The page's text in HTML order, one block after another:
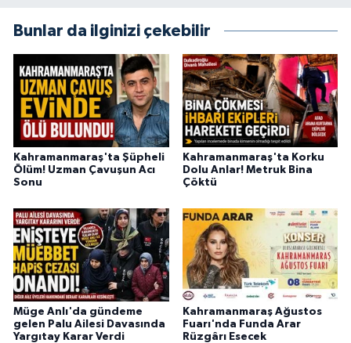
Bunlar da ilginizi çekebilir
Kahramanmaraş'ta Şüpheli
Ölüm! Uzman Çavuşun Acı
Sonu
Kahramanmaraş'ta Korku
Dolu Anlar! Metruk Bina
Çöktü
Müge Anlı'da gündeme
gelen Palu Ailesi Davasında
Yargıtay Karar Verdi
Kahramanmaraş Ağustos
Fuarı'nda Funda Arar
Rüzgârı Esecek